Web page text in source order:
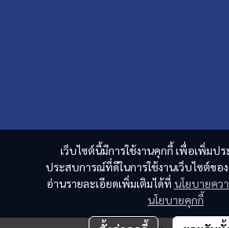
เว็บไซต์นี้มีการใช้งานคุกกี้ เพื่อเพิ่มป
ประสบการณ์ที่ดีในการใช้งานเว็บไซต์ขอ
อ่านรายละเอียดเพิ่มเติมได้ที่ นโยบายคว
นโยบายคุกกี้